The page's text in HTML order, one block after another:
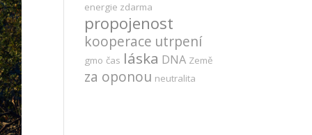
energie zdarma
propojenost
kooperace utrpení
gmo čas láska DNA Země
za oponou neutralita